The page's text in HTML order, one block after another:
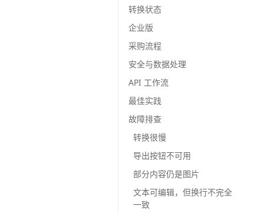
转换状态
企业版
采购流程
安全与数据处理
API 工作流
最佳实践
故障排查
转换很慢
导出按钮不可用
部分内容仍是图片
文本可编辑，但换行不完全
一致